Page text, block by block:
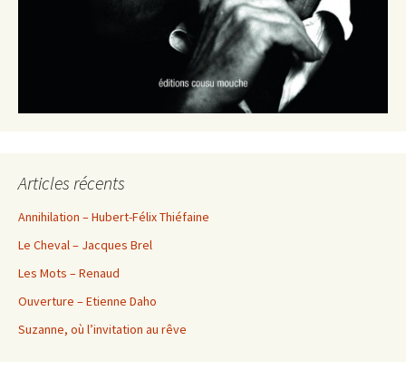
Articles récents
Annihilation – Hubert-Félix Thiéfaine
Le Cheval – Jacques Brel
Les Mots – Renaud
Ouverture – Etienne Daho
Suzanne, où l’invitation au rêve